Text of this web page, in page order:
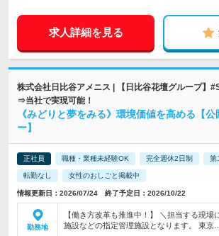
求人詳細を見る
株式会社日比谷アメニス | 【日比谷花壇グループ】
⇒当社で実現可能！
《みどりと夢をみる》環境価値を高める【
ー】
正社員 職種・業種未経験OK 完全週休2日制 第
転勤なし 女性のおしごと掲載中
情報更新日：2026/07/24 終了予定日：2026/10/22
勤務地
【働き方改革も推進中！】 ＼担当する現場
施設などの指定管理施設となります。 東京…